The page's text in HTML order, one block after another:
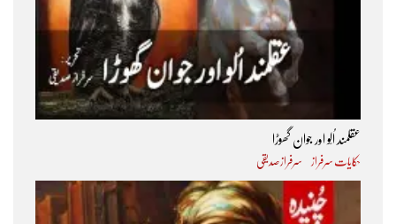
عقلمند اُلّو اور جوان گھوڑا
حکایات سرفراز سرفراز صدیقی